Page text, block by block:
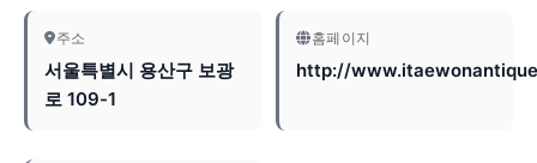
주소
서울특별시 용산구 보광
로 109-1
홈페이지
http://